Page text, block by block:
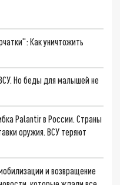
Как уничтожить
Но беды для малышей не
Palantir в России. Страны
оружия. ВСУ теряют
и возвращение